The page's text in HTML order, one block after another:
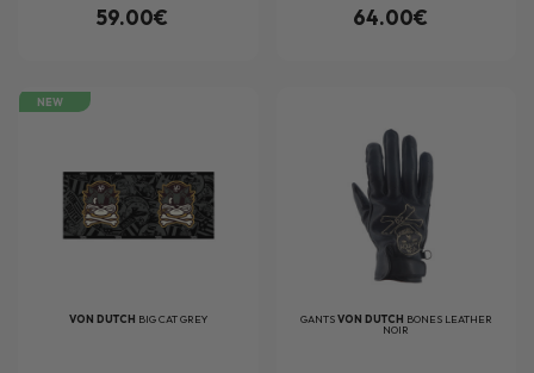
59.00€ 64.00€
NEW
VON DUTCH BIG CAT GREY GANTSVON DUTCH BONES LEATHER
NOIR